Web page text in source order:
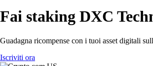
Fai staking DXC
Guadagna ricompense con i tuoi asset digitali
Iscriviti ora